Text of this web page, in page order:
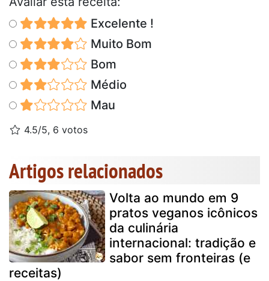
Excelente !
Muito Bom
Bom
Médio
Mau
4.5/5, 6 votos
Artigos relacionados
Volta ao mundo em 9
pratos veganos icônicos
da culinária
internacional: tradição e
sabor sem fronteiras (e
receitas)